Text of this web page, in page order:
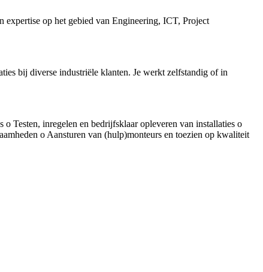
op het gebied van Engineering, ICT, Project
bij diverse industriële klanten. Je werkt zelfstandig of in
Testen, inregelen en bedrijfsklaar opleveren van installaties o
o Aansturen van (hulp)monteurs en toezien op kwaliteit